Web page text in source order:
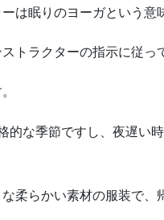
は眠りのヨーガという意
トラクターの指示に従
的な季節ですし、夜遅い
柔らかい素材の服装で、